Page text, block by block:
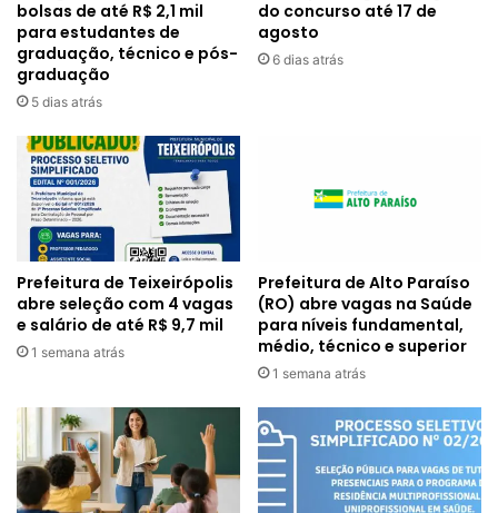
bolsas de até R$ 2,1 mil
para estudantes de
graduação, técnico e pós-
graduação
5 dias atrás
do concurso até 17 de
agosto
6 dias atrás
Prefeitura de Teixeirópolis
abre seleção com 4 vagas
e salário de até R$ 9,7 mil
1 semana atrás
Prefeitura de Alto Paraíso
(RO) abre vagas na Saúde
para níveis fundamental,
médio, técnico e superior
1 semana atrás